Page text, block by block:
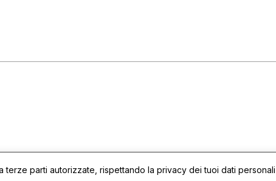
terze parti autorizzate, rispettando la privacy dei tuoi dati